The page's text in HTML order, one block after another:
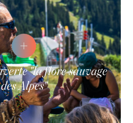
des Alpes"